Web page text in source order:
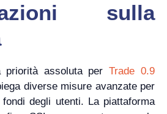
sulla
assoluta per Trade 0.9
diverse misure avanzate per
degli utenti. La piattaforma